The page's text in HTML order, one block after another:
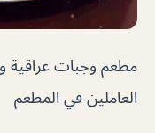
مطعم وجبات عراقية
العاملين في المطعم